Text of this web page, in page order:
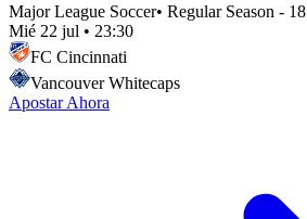
Major League Soccer• Regular Season - 18
Mié 22 jul • 23:30
FC Cincinnati
Vancouver Whitecaps
Apostar Ahora